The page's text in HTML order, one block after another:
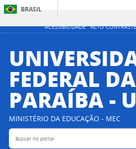
ACESSIBILIDADE ALTO CONTRASTE
BRASIL
FEDERAL DA
PARAÍBA -
MINISTÉRIO DA EDUCAÇÃO - MEC
Buscar no portal